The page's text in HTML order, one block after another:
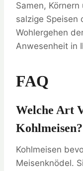
Samen,
salzige Speisen
Wohlergehen
Anwesenheit in
FAQ
Welche Art
Kohlmeisen?
Kohlmeisen
Meisenknödel.